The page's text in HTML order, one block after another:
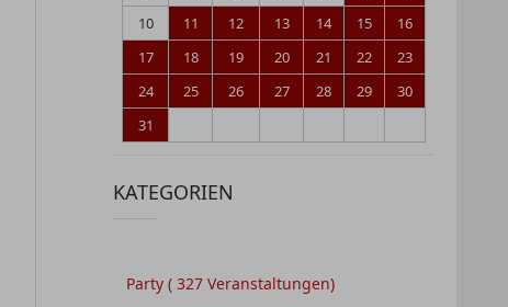
10
11 12 13 14 15
16
17
18 19 20 21 22
23
24
25 26 27 28 29
30
31
KATEGORIEN
Party ( 327 Veranstaltungen)